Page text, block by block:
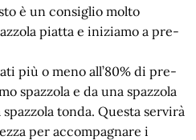
è un consiglio molto
piatta e iniziamo a pre-
più o meno all’80% di pre-
spazzola e da una spazzola
tonda. Questa servirà
per accompagnare i